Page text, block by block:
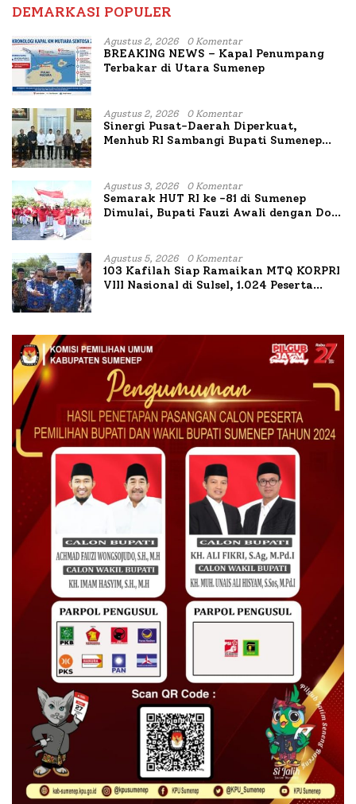
DEMARKASI POPULER
Agustus 2, 2026 0 Komentar
BREAKING NEWS – Kapal Penumpang
Terbakar di Utara Sumenep
Agustus 2, 2026 0 Komentar
Sinergi Pusat-Daerah Diperkuat,
Menhub RI Sambangi Bupati Sumenep
Agustus 3, 2026 0 Komentar
Semarak HUT RI ke -81 di Sumenep
Dimulai, Bupati Fauzi Awali dengan Doa
Agustus 5, 2026 0 Komentar
103 Kafilah Siap Ramaikan MTQ KORPRI
VIII Nasional di Sulsel, 1.024 Peserta